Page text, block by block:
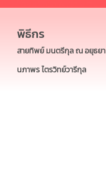
พิธีกร
สายทิพย์ มนตรีกุล ณ อยุธยา
นภาพร ไตรวิทย์วารีกุล